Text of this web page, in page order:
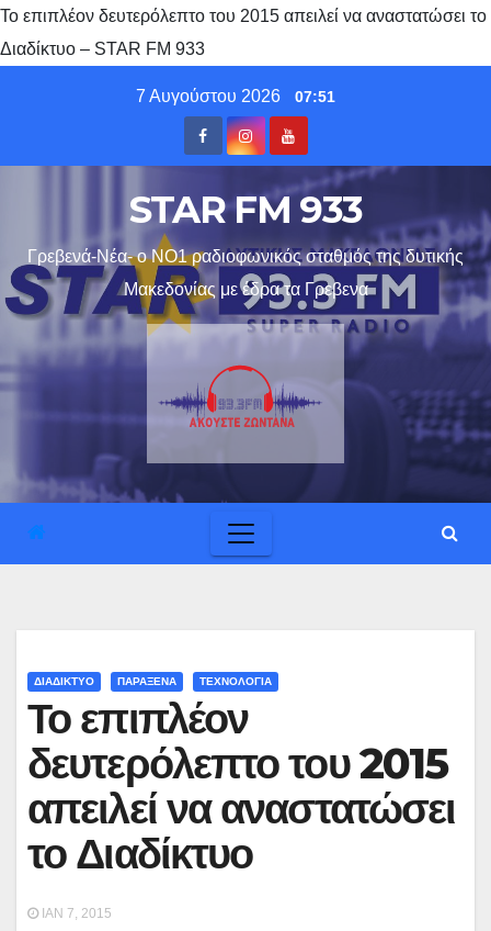
Το επιπλέον δευτερόλεπτο του 2015 απειλεί να αναστατώσει το
Διαδίκτυο – STAR FM 933
7 Αυγούστου 2026 07:51
STAR FM 933
Γρεβενά-Νέα- ο ΝΟ1 ραδιοφωνικός σταθμός της δυτικής
Μακεδονίας με έδρα τα Γρεβενα
ΔΙΑΔΙΚΤΥΟ ΠΑΡΑΞΕΝΑ ΤΕΧΝΟΛΟΓΙΑ
Το επιπλέον
δευτερόλεπτο του 2015
απειλεί να αναστατώσει
το Διαδίκτυο
ΙΑΝ 7, 2015